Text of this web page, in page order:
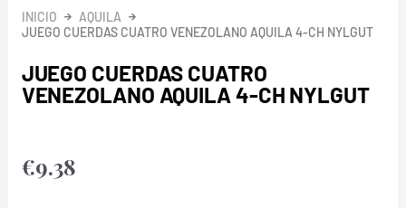
INICIO
AQUILA
JUEGO CUERDAS CUATRO VENEZOLANO AQUILA 4-CH NYLGUT
JUEGO CUERDAS CUATRO
VENEZOLANO AQUILA 4-CH NYLGUT
€9.38